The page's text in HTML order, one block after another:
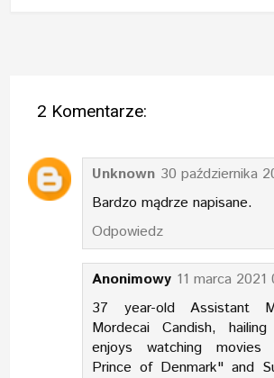
2 Komentarze:
Unknown 30 października
Bardzo mądrze napisane.
Odpowiedz
Anonimowy 11 marca 2021
37 year-old Assistant
Mordecai Candish,
enjoys watching movies
Prince of Denmark" and